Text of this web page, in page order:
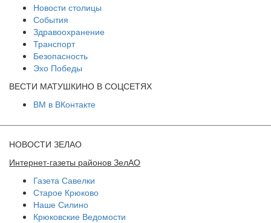
Новости столицы
События
Здравоохранение
Транспорт
Безопасность
Эхо Победы
ВЕСТИ МАТУШКИНО В СОЦСЕТЯХ
ВМ в ВКонтакте
НОВОСТИ ЗЕЛАО
Интернет-газеты районов ЗелАО
Газета Савелки
Старое Крюково
Наше Силино
Крюковские Ведомости